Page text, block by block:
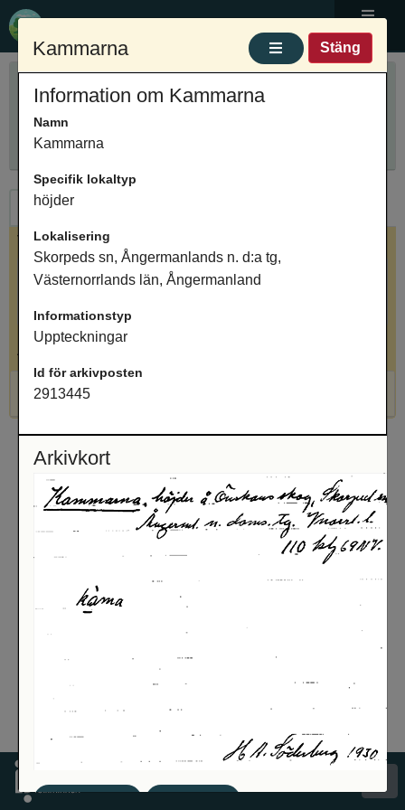
Meny
Sök ortnamn
Innehåller
Ortnamn
Valt ortnamn
Kammarna, terräng, Skorpeds sn, Ångermanlands
Antal arkivposter: 1
Kammarna, höjder, Uppteckningar
Kammarna Stäng
Information om Kammarna
Namn
Kammarna
Specifik lokaltyp
höjder
Lokalisering
Skorpeds sn, Ångermanlands n. d:a tg,
Västernorrlands län, Ångermanland
Informationstyp
Uppteckningar
Id för arkivposten
2913445
Arkivkort